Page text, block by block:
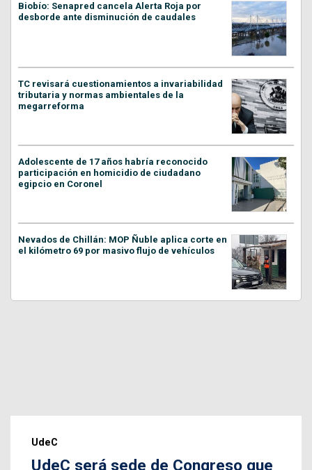
Biobío: Senapred cancela Alerta Roja por
desborde ante disminución de caudales
TC revisará cuestionamientos a invariabilidad
tributaria y normas ambientales de la
megarreforma
Adolescente de 17 años habría reconocido
participación en homicidio de ciudadano
egipcio en Coronel
Nevados de Chillán: MOP Ñuble aplica corte en
el kilómetro 69 por masivo flujo de vehículos
UdeC
UdeC será sede de Congreso que